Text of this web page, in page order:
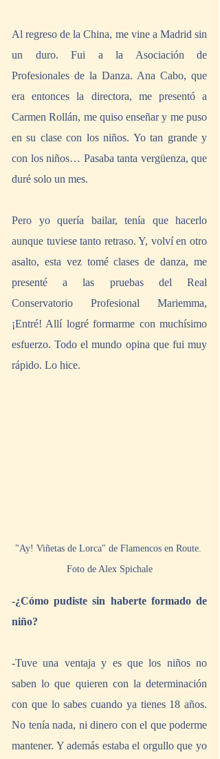
Al regreso de la China, me vine a Madrid sin
un duro. Fui a la Asociación de
Profesionales de la Danza. Ana Cabo, que
era entonces la directora, me presentó a
Carmen Rollán, me quiso enseñar y me puso
en su clase con los niños. Yo tan grande y
con los niños… Pasaba tanta vergüenza, que
duré solo un mes.
Pero yo quería bailar, tenía que hacerlo
aunque tuviese tanto retraso. Y, volví en otro
asalto, esta vez tomé clases de danza, me
presenté a las pruebas del Real
Conservatorio Profesional Mariemma,
¡Entré! Allí logré formarme con muchísimo
esfuerzo. Todo el mundo opina que fui muy
rápido. Lo hice.
"Ay! Viñetas de Lorca" de Flamencos en Route.
Foto de Alex Spichale
-¿Cómo pudiste sin haberte formado de
niño?
-Tuve una ventaja y es que los niños no
saben lo que quieren con la determinación
con que lo sabes cuando ya tienes 18 años.
No tenía nada, ni dinero con el que poderme
mantener. Y además estaba el orgullo que yo